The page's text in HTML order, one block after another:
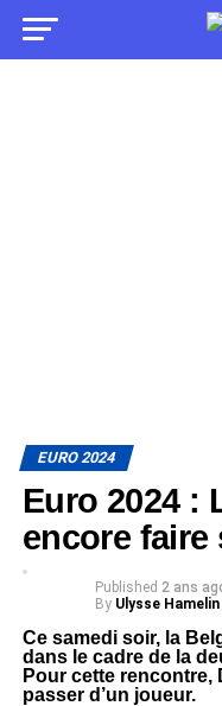
EURO 2024
Euro 2024 :
encore faire
Published 2 ans
By Ulysse Hamelin
Ce samedi soir, la
dans le cadre de la
Pour cette rencontre,
passer d’un joueur.